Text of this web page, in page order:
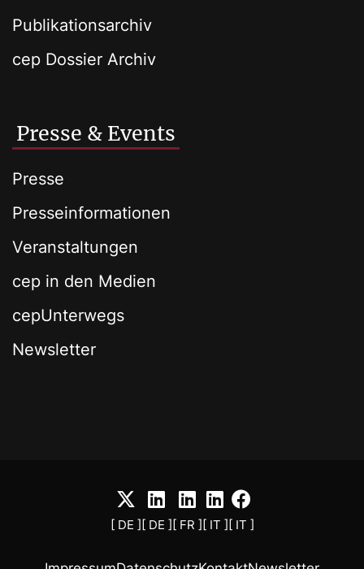
Publikationsarchiv
cep Dossier Archiv
Presse & Events
Presse
Presseinformationen
Veranstaltungen
cep in den Medien
cepUnterwegs
Newsletter
[ DE ][ DE ][ FR ][ IT ][ IT ]